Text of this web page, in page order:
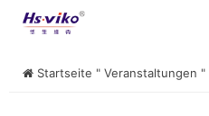
Startseite " Veranstaltungen "